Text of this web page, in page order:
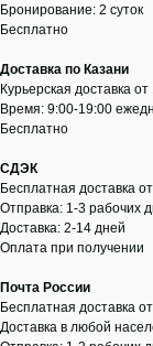
Бронирование: 2 суток
Бесплатно
Доставка по Казани
Курьерская доставка от
Время: 9:00-19:00
Бесплатно
СДЭК
Бесплатная доставка
Отправка: 1-3 рабочих
Доставка: 2-14 дней
Оплата при получении
Почта России
Бесплатная доставка
Доставка в любой